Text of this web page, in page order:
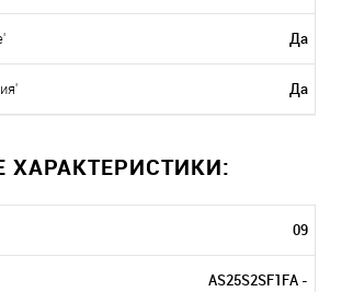
Да
Да
09
AS25S2SF1FA -